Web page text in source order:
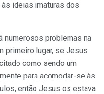
ideias imaturas dos
numerosos problemas na
primeiro lugar, se Jesus
como sendo um
para acomodar-se às
então Jesus os estava